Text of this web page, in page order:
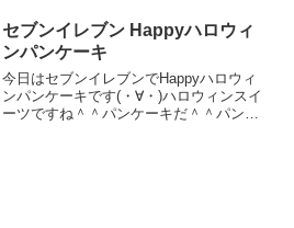
セブンイレブン Happyハロウィ
ンパンケーキ
今日はセブンイレブンでHappyハロウィ
ンパンケーキです(・∀・)ハロウィンスイ
ーツですね＾＾パンケーキだ＾＾パンプ